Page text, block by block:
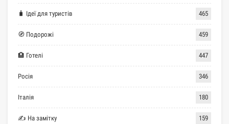
🧳 Ідеї для туристів 465
🧭 Подорожі 459
🏨 Готелі 447
Росія 346
Італія 180
✍ На замітку 159